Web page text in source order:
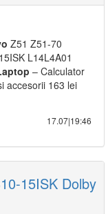
Z51 Z51-70
L14L4A01
– Calculator
accesorii 163 lei
17.07|19:46
15ISK Dolby